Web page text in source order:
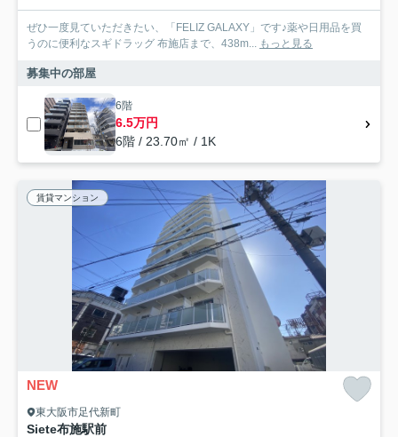
ぜひ一度見ていただきたい、「FELIZ GALAXY」です♪薬や日用品を買
うのに便利なスギドラッグ 布施店まで、438m... もっと見る
募集中の部屋
6階
6.5万円
6階 / 23.70㎡ / 1K
賃貸マンション
NEW
東大阪市足代新町
Siete布施駅前